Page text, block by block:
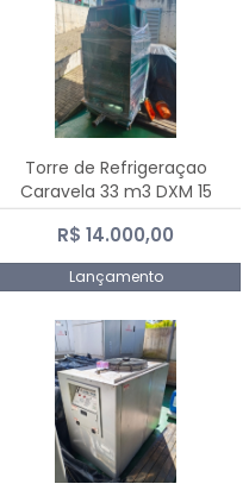
Torre de Refrigeraçao
Caravela 33 m3 DXM 15
R$ 14.000,00
Lançamento